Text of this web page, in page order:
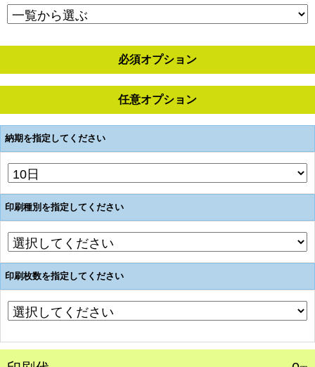
必須オプション
任意オプション
納期を指定してください
印刷種別を指定してください
印刷枚数を指定してください